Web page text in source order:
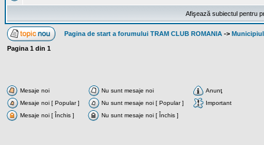
Afişează subiectul pentru
Pagina de start a forumului TRAM CLUB ROMANIA ->
Pagina 1 din 1
Mesaje noi Nu sunt mesaje noi
Anunţ
Mesaje noi [ Popular ]
Nu sunt mesaje noi [ Popular ]
Important
Mesaje noi [ Închis ]
Nu sunt mesaje noi [ Închis ]